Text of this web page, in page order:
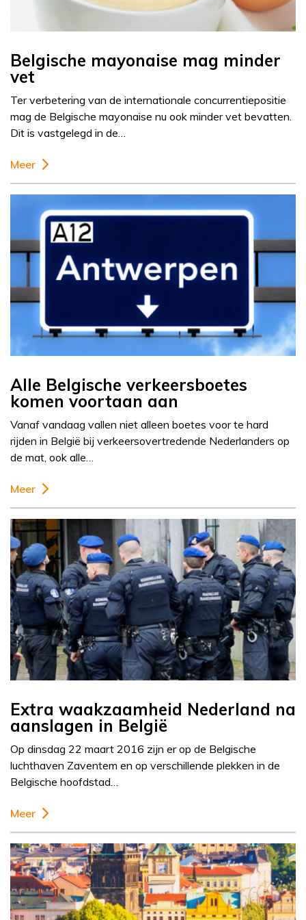
Belgische mayonaise mag minder
vet
Ter verbetering van de internationale concurrentiepositie
mag de Belgische mayonaise nu ook minder vet bevatten.
Dit is vastgelegd in de…
Meer
Alle Belgische verkeersboetes
komen voortaan aan
Vanaf vandaag vallen niet alleen boetes voor te hard
rijden in België bij verkeersovertredende Nederlanders op
de mat, ook alle…
Meer
Extra waakzaamheid Nederland na
aanslagen in België
Op dinsdag 22 maart 2016 zijn er op de Belgische
luchthaven Zaventem en op verschillende plekken in de
Belgische hoofdstad…
Meer